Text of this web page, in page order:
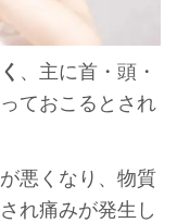
、主に首・頭・
ておこるとされ
悪くなり、物質
れ痛みが発生し